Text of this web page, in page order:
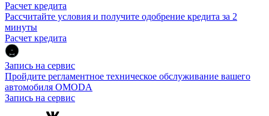
Расчет кредита
Рассчитайте условия и получите одобрение кредита за 2
минуты
Расчет кредита
Запись на сервис
Пройдите регламентное техническое обслуживание вашего
автомобиля OMODA
Запись на сервис